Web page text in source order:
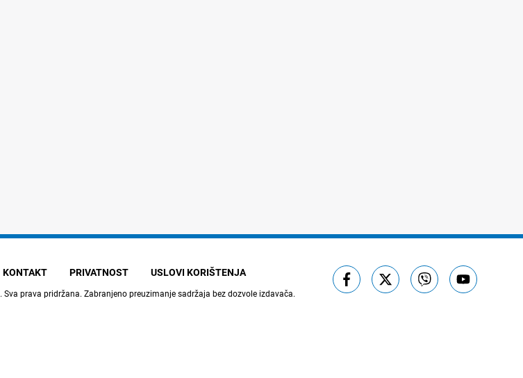
KONTAKT PRIVATNOST USLOVI KORIŠTENJA
. Sva prava pridržana. Zabranjeno preuzimanje sadržaja bez dozvole izdavača.